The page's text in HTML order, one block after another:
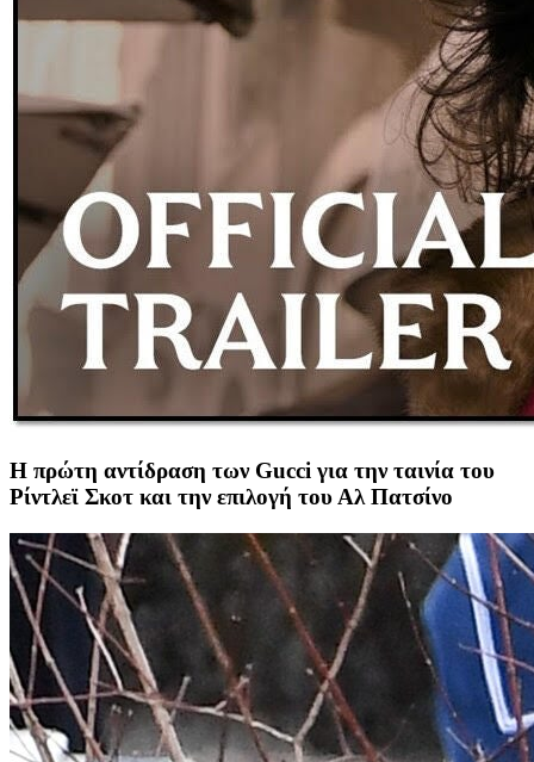
Η πρώτη αντίδραση των Gucci για την ταινία του
Ρίντλεϊ Σκοτ και την επιλογή του Αλ Πατσίνο